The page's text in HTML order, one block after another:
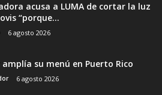
acusa a LUMA de cortar la luz
“porque...
6 agosto 2026
amplía su menú en Puerto Rico
6 agosto 2026